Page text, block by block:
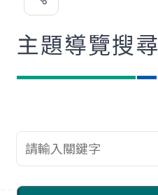
歡
主題導覽搜尋
查詢關鍵字